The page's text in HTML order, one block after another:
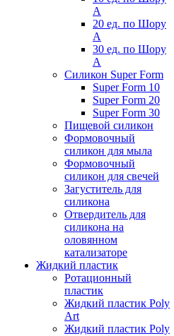
А
20 ед. по Шору
А
30 ед. по Шору
А
Силикон Super Form
Super Form 10
Super Form 20
Super Form 30
Пищевой силикон
Формовочный
силикон для мыла
Формовочный
силикон для свечей
Загуститель для
силикона
Отвердитель для
силикона на
оловянном
катализаторе
Жидкий пластик
Ротационный
пластик
Жидкий пластик Poly
Art
Жидкий пластик Poly